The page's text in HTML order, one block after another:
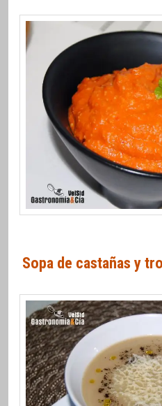
Sopa de castañas y